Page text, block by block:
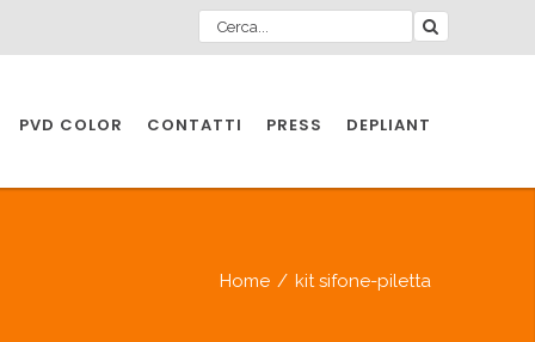
PVD COLOR CONTATTI PRESS
DEPLIANT
Home / kit sifone-piletta